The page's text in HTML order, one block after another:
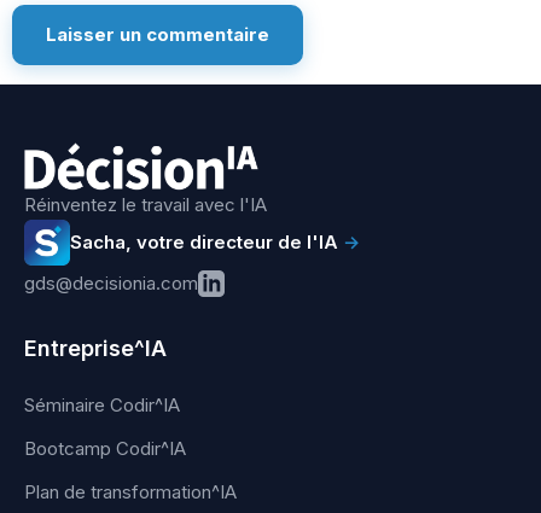
Réinventez le travail avec l'IA
Sacha, votre directeur de l'IA →
gds@decisionia.com
Entreprise^IA
Séminaire Codir^IA
Bootcamp Codir^IA
Plan de transformation^IA